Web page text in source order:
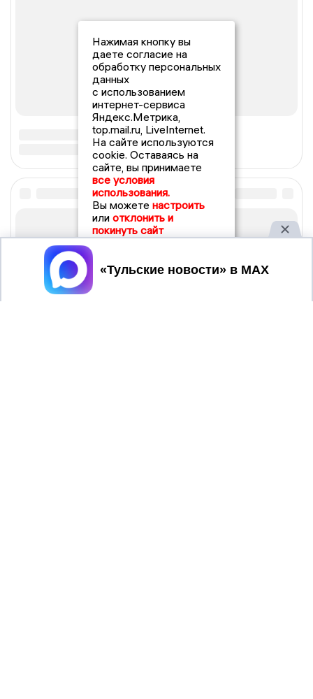
Нажимая кнопку вы
даете согласие на
обработку персональных
данных
с использованием
интернет-сервиса
Яндекс.Метрика,
top.mail.ru, LiveInternet.
На сайте используются
cookie. Оставаясь на
сайте, вы принимаете
все условия
использования.
Вы можете настроить
или отклонить и
покинуть сайт
Принять